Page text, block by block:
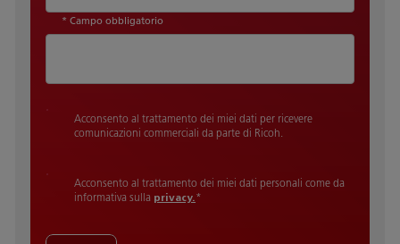
* Campo obbligatorio
Acconsento al trattamento dei miei dati per ricevere
comunicazioni commerciali da parte di Ricoh.
Acconsento al trattamento dei miei dati personali come da
informativa sulla privacy. *